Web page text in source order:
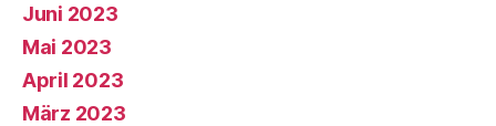
Juni 2023
Mai 2023
April 2023
März 2023